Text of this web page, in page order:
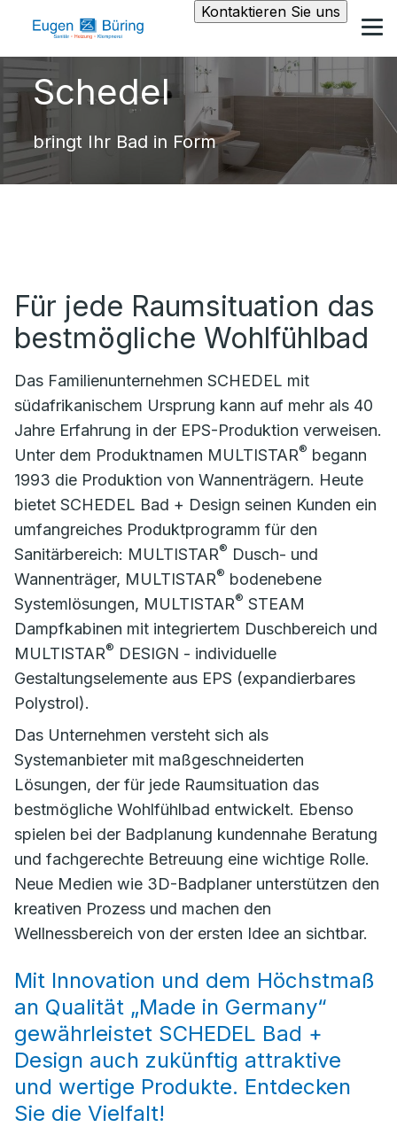
Kontaktieren Sie uns
Schedel
bringt Ihr Bad in Form
Für jede Raumsituation das
bestmögliche Wohlfühlbad
Das Familienunternehmen SCHEDEL mit
südafrikanischem Ursprung kann auf mehr als 40
Jahre Erfahrung in der EPS-Produktion verweisen.
Unter dem Produktnamen MULTISTAR® begann
1993 die Produktion von Wannenträgern. Heute
bietet SCHEDEL Bad + Design seinen Kunden ein
umfangreiches Produktprogramm für den
Sanitärbereich: MULTISTAR® Dusch- und
Wannenträger, MULTISTAR® bodenebene
Systemlösungen, MULTISTAR® STEAM
Dampfkabinen mit integriertem Duschbereich und
MULTISTAR® DESIGN - individuelle
Gestaltungselemente aus EPS (expandierbares
Polystrol).
Das Unternehmen versteht sich als
Systemanbieter mit maßgeschneiderten
Lösungen, der für jede Raumsituation das
bestmögliche Wohlfühlbad entwickelt. Ebenso
spielen bei der Badplanung kundennahe Beratung
und fachgerechte Betreuung eine wichtige Rolle.
Neue Medien wie 3D-Badplaner unterstützen den
kreativen Prozess und machen den
Wellnessbereich von der ersten Idee an sichtbar.
Mit Innovation und dem Höchstmaß
an Qualität „Made in Germany“
gewährleistet SCHEDEL Bad +
Design auch zukünftig attraktive
und wertige Produkte. Entdecken
Sie die Vielfalt!